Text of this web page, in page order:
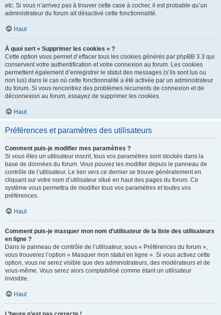
etc. Si vous n’arrivez pas à trouver cette case à cocher, il est probable qu’un
administrateur du forum ait désactivé cette fonctionnalité.
Haut
À quoi sert « Supprimer les cookies » ?
Cette option vous permet d’effacer tous les cookies générés par phpBB 3.3 qui
conservent votre authentification et votre connexion au forum. Les cookies
permettent également d’enregistrer le statut des messages (s’ils sont lus ou
non lus) dans le cas où cette fonctionnalité a été activée par un administrateur
du forum. Si vous rencontrez des problèmes récurrents de connexion et de
déconnexion au forum, essayez de supprimer les cookies.
Haut
Préférences et paramètres des utilisateurs
Comment puis-je modifier mes paramètres ?
Si vous êtes un utilisateur inscrit, tous vos paramètres sont stockés dans la
base de données du forum. Vous pouvez les modifier depuis le panneau de
contrôle de l’utilisateur. Le lien vers ce dernier se trouve généralement en
cliquant sur votre nom d’utilisateur situé en haut des pages du forum. Ce
système vous permettra de modifier tous vos paramètres et toutes vos
préférences.
Haut
Comment puis-je masquer mon nom d’utilisateur de la liste des utilisateurs
en ligne ?
Dans le panneau de contrôle de l’utilisateur, sous « Préférences du forum »,
vous trouverez l’option « Masquer mon statut en ligne ». Si vous activez cette
option, vous ne serez visible que des administrateurs, des modérateurs et de
vous-même. Vous serez alors comptabilisé comme étant un utilisateur
invisible.
Haut